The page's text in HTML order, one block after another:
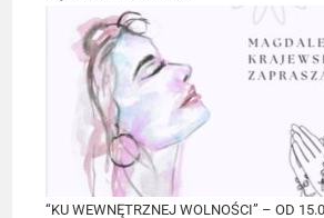
“KU WEWNĘTRZNEJ WOLNOŚCI” – OD